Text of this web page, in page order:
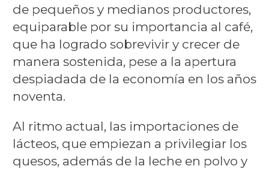
de pequeños y medianos productores,
equiparable por su importancia al café,
que ha logrado sobrevivir y crecer de
manera sostenida, pese a la apertura
despiadada de la economía en los años
noventa.
Al ritmo actual, las importaciones de
lácteos, que empiezan a privilegiar los
quesos, además de la leche en polvo y